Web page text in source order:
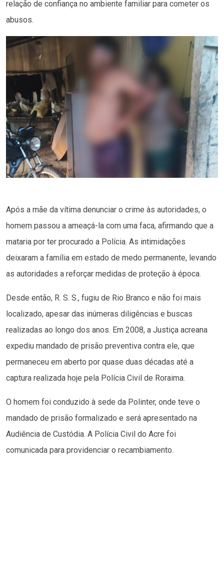
relação de confiança no ambiente familiar para cometer os
abusos.
Após a mãe da vítima denunciar o crime às autoridades, o
homem passou a ameaçá-la com uma faca, afirmando que a
mataria por ter procurado a Polícia. As intimidações
deixaram a família em estado de medo permanente, levando
as autoridades a reforçar medidas de proteção à época.
Desde então, R. S. S., fugiu de Rio Branco e não foi mais
localizado, apesar das inúmeras diligências e buscas
realizadas ao longo dos anos. Em 2008, a Justiça acreana
expediu mandado de prisão preventiva contra ele, que
permaneceu em aberto por quase duas décadas até a
captura realizada hoje pela Polícia Civil de Roraima.
O homem foi conduzido à sede da Polinter, onde teve o
mandado de prisão formalizado e será apresentado na
Audiência de Custódia. A Polícia Civil do Acre foi
comunicada para providenciar o recambiamento.